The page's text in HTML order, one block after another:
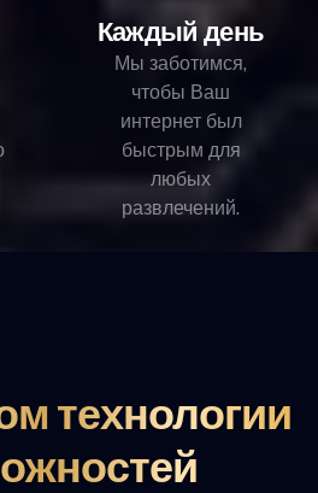
Каждый день
Мы заботимся,
чтобы Ваш
интернет был
быстрым для
любых
развлечений.
технологии